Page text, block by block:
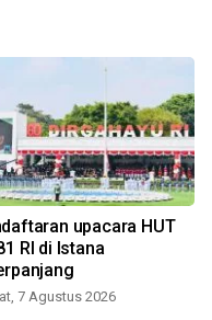
upacara HUT
RI di Istana
7 Agustus 2026